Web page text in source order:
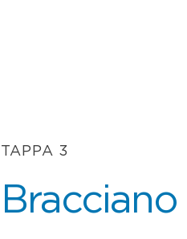
TAPPA 3
Bracciano